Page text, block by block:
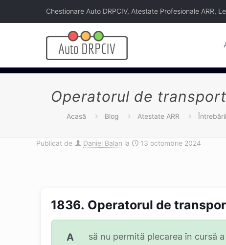
Chestionare Auto DRPCIV, Atestate Profesionale ARR,
Operatorul de
Acasă Blog Atestate ARR
Publicat de Daniel Balan la 13 octombrie 2024
1836. Operatorul de
A să nu permită plecarea în cursă